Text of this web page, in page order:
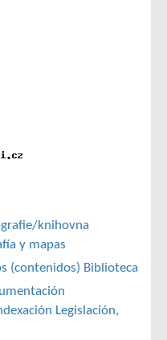
knihovna
y mapas
(contenidos) Biblioteca
Legislación,